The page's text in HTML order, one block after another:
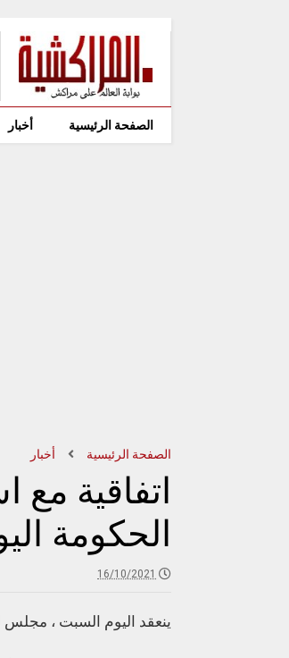
الصفحة الرئيسية أخبار
الصفحة الرئيسية أخبار
اتفاقية
الحكومة
16/10/2021
ينعقد اليوم السبت ،